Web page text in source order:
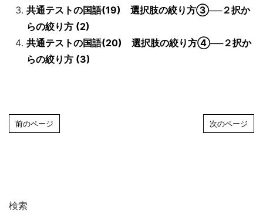
共通テストの国語(19) 選択肢の絞り方③──２択か
らの絞り方 (2)
共通テストの国語(20) 選択肢の絞り方④──２択か
らの絞り方 (3)
前のページ 次のページ
検索